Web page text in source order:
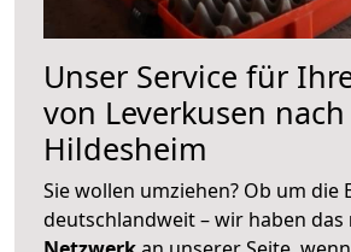
Unser Service für
von Leverkusen nach
Hildesheim
Sie wollen umziehen? Ob um die
deutschlandweit – wir haben das